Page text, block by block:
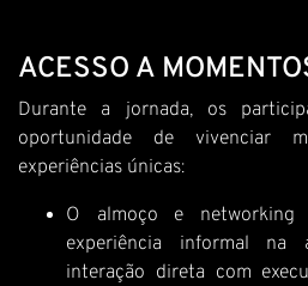
ACESSO A
Durante a jornada, os
oportunidade de vivenciar
experiências únicas:
O almoço e networking
experiência informal na
interação direta com